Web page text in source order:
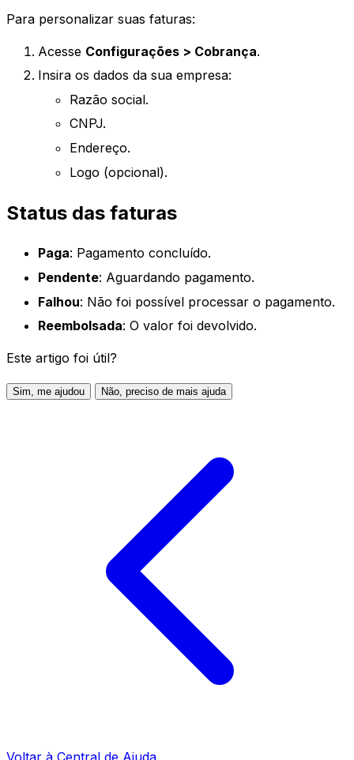
Para personalizar suas faturas:
Acesse Configurações > Cobrança.
Insira os dados da sua empresa:
Razão social.
CNPJ.
Endereço.
Logo (opcional).
Status das faturas
Paga: Pagamento concluído.
Pendente: Aguardando pagamento.
Falhou: Não foi possível processar o pagamento.
Reembolsada: O valor foi devolvido.
Este artigo foi útil?
Sim, me ajudou Não, preciso de mais ajuda